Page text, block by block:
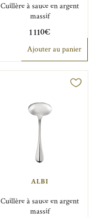
Cuillère à sauce en argent
massif
1 110€
Ajouter au panier
ALBI
Cuillère à sauce en argent
massif